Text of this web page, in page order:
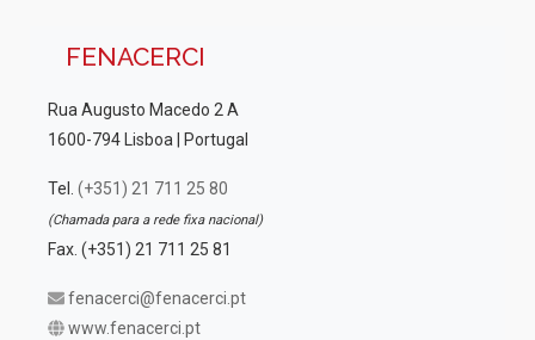
FENACERCI
Rua Augusto Macedo 2 A
1600-794 Lisboa | Portugal
Tel. (+351) 21 711 25 80
(Chamada para a rede fixa nacional)
Fax. (+351) 21 711 25 81
fenacerci@fenacerci.pt
www.fenacerci.pt